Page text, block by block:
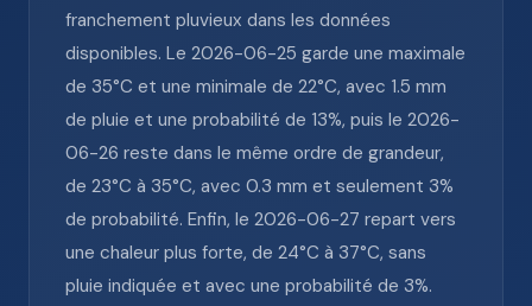
franchement pluvieux dans les données
disponibles. Le 2026-06-25 garde une maximale
de 35°C et une minimale de 22°C, avec 1.5 mm
de pluie et une probabilité de 13%, puis le 2026-
06-26 reste dans le même ordre de grandeur,
de 23°C à 35°C, avec 0.3 mm et seulement 3%
de probabilité. Enfin, le 2026-06-27 repart vers
une chaleur plus forte, de 24°C à 37°C, sans
pluie indiquée et avec une probabilité de 3%.